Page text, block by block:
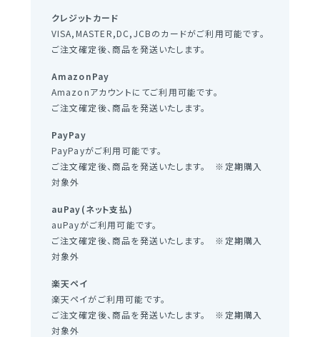
クレジットカード
VISA,MASTER,DC,JCBのカードがご利用可能です。
ご注文確定後、商品を発送いたします。
AmazonPay
Amazonアカウントにてご利用可能です。
ご注文確定後、商品を発送いたします。
PayPay
PayPayがご利用可能です。
ご注文確定後、商品を発送いたします。 ※定期購入
対象外
auPay(ネット支払)
auPayがご利用可能です。
ご注文確定後、商品を発送いたします。 ※定期購入
対象外
楽天ペイ
楽天ペイがご利用可能です。
ご注文確定後、商品を発送いたします。 ※定期購入
対象外